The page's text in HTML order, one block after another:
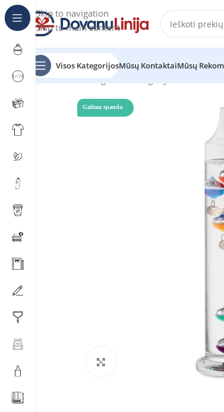
Skip to navigation
Skip to main content
Visos KategorijosMūsų KontaktaiMūsų
Pradžia Katalogas
Galima spauda